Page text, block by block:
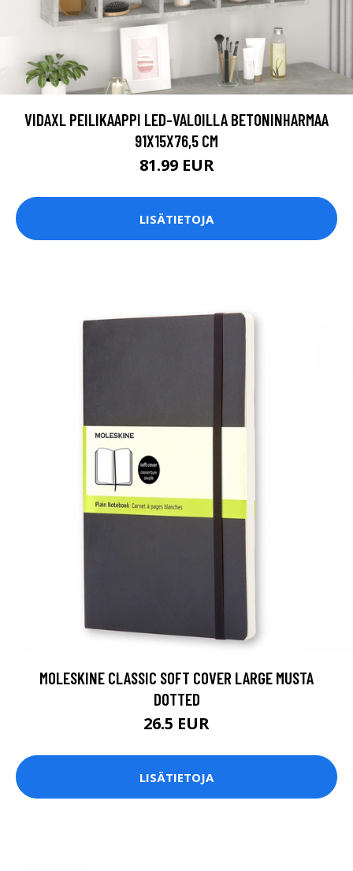
VIDAXL PEILIKAAPPI LED-VALOILLA BETONINHARMAA
91X15X76,5 CM
81.99 EUR
LISÄTIETOJA
MOLESKINE CLASSIC SOFT COVER LARGE MUSTA
DOTTED
26.5 EUR
LISÄTIETOJA